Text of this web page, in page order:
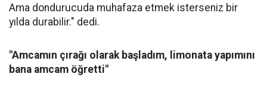
Ama dondurucuda muhafaza etmek isterseniz bir
yılda durabilir." dedi.
"Amcamın çırağı olarak başladım, limonata yapımını
bana amcam öğretti"